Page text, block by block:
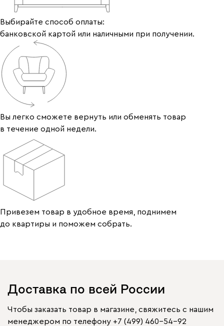
Выбирайте способ оплаты:
банковской картой или наличными при получении.
Вы легко сможете вернуть или обменять товар
в течение одной недели.
Привезем товар в удобное время, поднимем
до квартиры и поможем собрать.
Доставка по всей России
Чтобы заказать товар в магазине, свяжитесь с нашим
менеджером по телефону +7 (499) 460-54-92